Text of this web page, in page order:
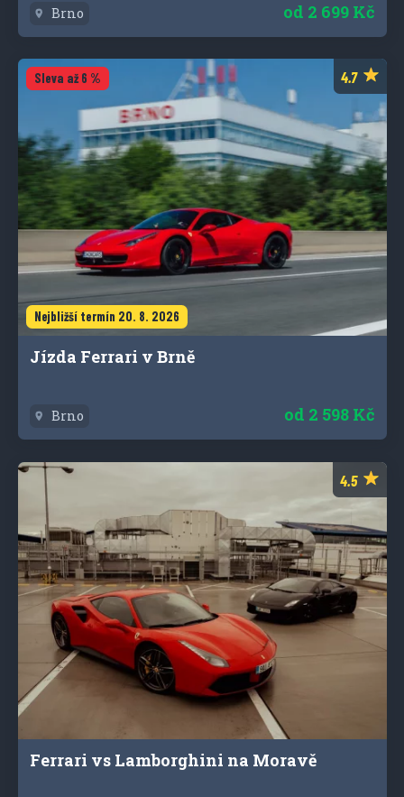
Brno od 2 699 Kč
Sleva až 6 %
Nejbližší termín 20. 8. 2026
Jízda Ferrari v Brně
Brno od 2 598 Kč
Ferrari vs Lamborghini na Moravě